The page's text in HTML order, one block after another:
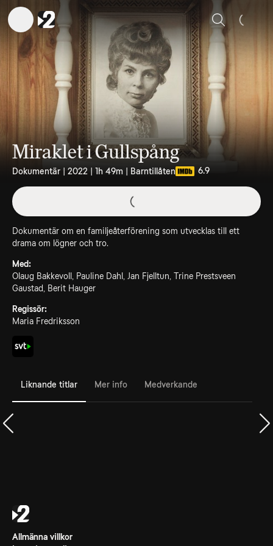
Sök
Miraklet i Gullspång
Dokumentär | 2022 | 1h 49m | Barntillåten 6.9
Dokumentär om en familjeåterförening som utvecklas till ett
drama om lögner och tro.
Med:
Olaug Bakkevoll, Pauline Dahl, Jan Fjelltun, Trine Prestsveen
Gaustad, Berit Hauger
Regissör:
Maria Fredriksson
Liknande titlar Mer info Medverkande
Allmänna villkor